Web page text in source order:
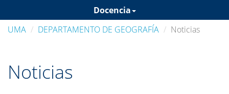
Docencia
UMA
DEPARTAMENTO DE GEOGRAFÍA Noticias
Noticias